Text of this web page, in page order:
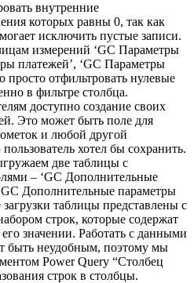
внутренние
которых равны 0, так как
исключить пустые записи.
измерений ‘GC Параметры
платежей’, ‘GC Параметры
просто отфильтровать нулевые
в фильтре столбца.
доступно создание своих
Это может быть поле для
и любой другой
хотел бы сохранить.
две таблицы с
– ‘GC Дополнительные
Дополнительные параметры
загрузки таблицы представлены с
строк, которые содержат
значении. Работать с данными
быть неудобным, поэтому мы
Power Query “Столбец
строк в столбцы.